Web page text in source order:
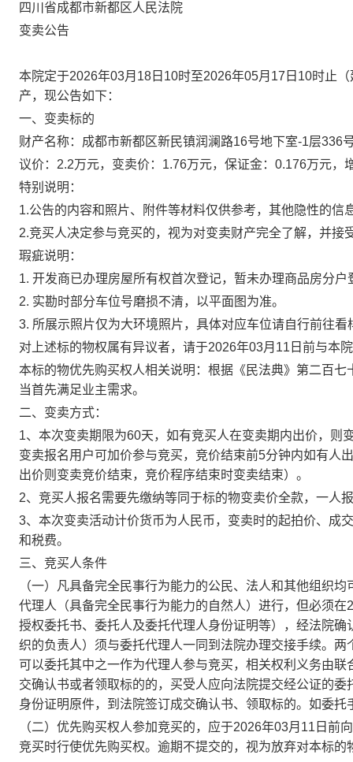
四川省成都市新都区人民法院
变卖公告
本院定于2026年03月 18 日 10时至2026年05月 17 日 10时止
产，现公告如下：
一、变卖标的
财产名称：成都市新都区新民镇润澜路16号地下室-1层336
议价： 2.2万元，变卖价：1.76万元，保证金：0.176万元，
特别说明：
1.公告的内容和照片、附件等材料仅供参考，其他隐性的
2.竞买人决定参与竞买的，视为对变卖财产完全了解，并
瑕疵说明：
1. 开发商已办理房屋所有权首次登记，暂未办理商品房分
2. 实勘时部分车位号磨损不清，以平面图为准。
3. 所展示照片仅为大环境照片，具体对应车位请自行前往看
对上述标的物权属有异议者，请于2026年03月 11 日前与本
本标的物优先购买权人相关说明： 根据《民法典》第二百七
当首先满足业主需求。
二、 变卖方式：
1、本次变卖期限为60天，如有竞买人在变卖期内出价，
变卖报名用户可加价参与竞买，竞价结束前5分钟内如有人
出价则变卖竞价结束，竞价程序结束时变卖结束）。
2、竞买人报名需要先缴纳等同于标的物变卖价全款，一人
3、 本次变卖活动计价货币为人民币，变卖时的起拍价、成
和税费。
三、竞买人条件
（一）凡具备完全民事行为能力的公民、法人和其他组织
代理人（具备完全民事行为能力的自然人）进行，但必须在
授权委托书、委托人及委托代理人身份证明等），经法院
织的负责人）须与委托代理人一同到法院办理交接手续。
可以委托其中之一作为代理人参与竞买，相关权利义务由
交确认书或者领取标的的，买受人应向法院提交经公证的
身份证明原件，到法院签订成交确认书、领取标的。如委
（二）优先购买权人参加竞买的，应于2026年03月 11 日前向
竞买时行使优先购买权。逾期不提交的，视为放弃对本标的